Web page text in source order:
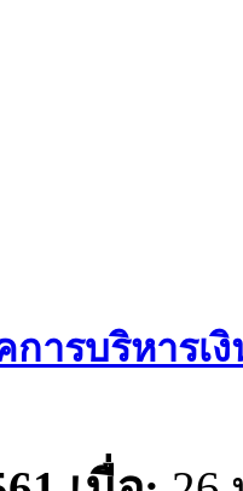
การบริหาร